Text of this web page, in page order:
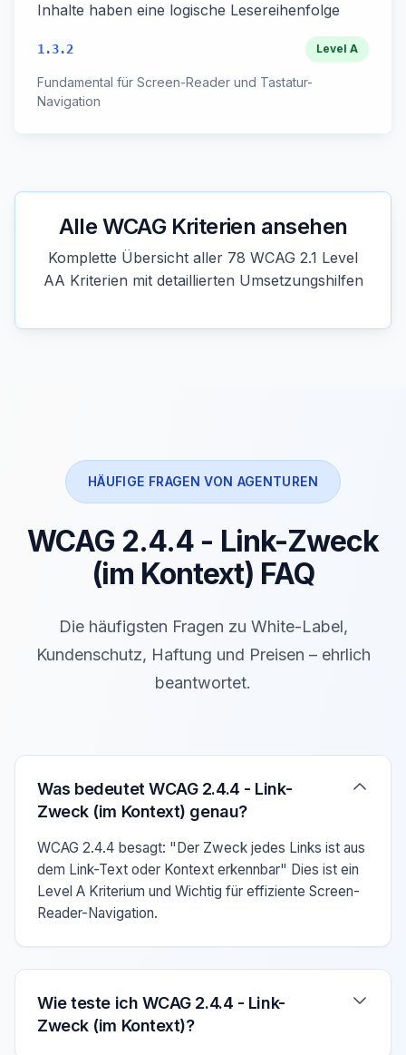
Inhalte haben eine logische Lesereihenfolge
1.3.2 Level A
Fundamental für Screen-Reader und Tastatur-
Navigation
Alle WCAG Kriterien ansehen
Komplette Übersicht aller 78 WCAG 2.1 Level
AA Kriterien mit detaillierten Umsetzungshilfen
HÄUFIGE FRAGEN VON AGENTUREN
WCAG 2.4.4 - Link-Zweck
(im Kontext) FAQ
Die häufigsten Fragen zu White-Label,
Kundenschutz, Haftung und Preisen – ehrlich
beantwortet.
Verwenden Sie die Pfeiltasten Auf/Ab um zwischen
Was bedeutet WCAG 2.4.4 - Link-
Zweck (im Kontext) genau?
WCAG 2.4.4 besagt: "Der Zweck jedes Links ist aus
dem Link-Text oder Kontext erkennbar" Dies ist ein
Level A Kriterium und Wichtig für effiziente Screen-
Reader-Navigation.
Wie teste ich WCAG 2.4.4 - Link-
Zweck (im Kontext)?